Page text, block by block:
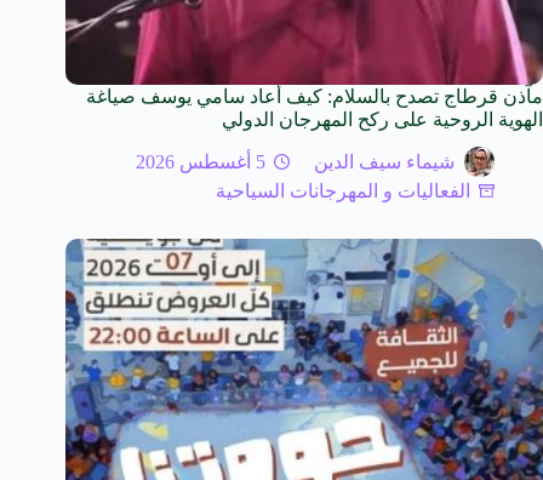
مآذن قرطاج تصدح بالسلام: كيف أعاد سامي يوسف صياغة
الهوية الروحية على ركح المهرجان الدولي
شيماء سيف الدين
5 أغسطس 2026
الفعاليات و المهرجانات السياحية